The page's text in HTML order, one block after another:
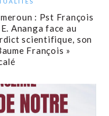
: Pst François
Ananga face au
scientifique, son
François »